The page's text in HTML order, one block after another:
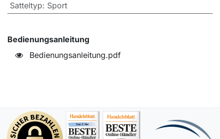
Satteltyp: Sport
Bedienungsanleitung
Bedienungsanleitung.pdf